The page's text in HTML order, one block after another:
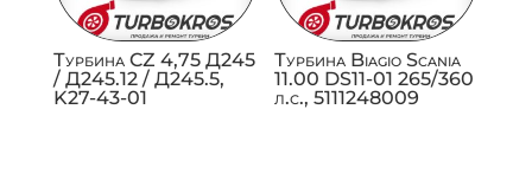
Турбина CZ 4,75 Д245
/ Д245.12 / Д245.5,
K27-43-01
Турбина Biagio Scania
11.00 DS11-01 265/360
л.с., 5111248009